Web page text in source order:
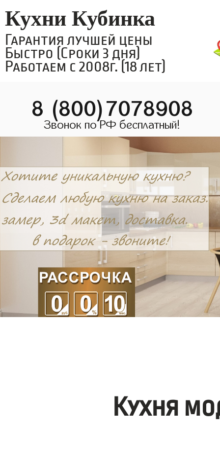
Кухни Кубинка
Гарантия лучшей цены
Быстро (Сроки 3 дня)
Работаем с 2008г. (18 лет)
8 (800)7078908
Звонок по РФ бесплатный!
Кухня